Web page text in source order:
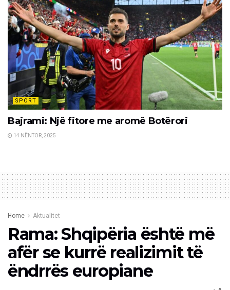
SPORT
Bajrami: Një fitore me aromë Botërori
14 NËNTOR, 2025
Home Aktualitet
Rama: Shqipëria është më
afër se kurrë realizimit të
ëndrrës europiane